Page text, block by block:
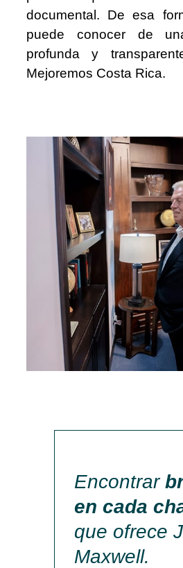
documental. De esa
puede conocer de
profunda y
Mejoremos Costa Rica.
Encontrar
en cada
que ofrece
Maxwell.